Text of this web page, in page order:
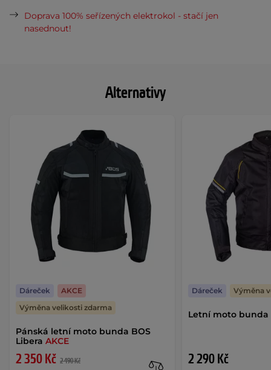
Alternativy
Pánská letní moto bunda BOS
Libera AKCE
2 350 Kč 2 490 Kč
Dáreček
AKCE
Výměna velikosti zdarma
Letní moto bunda
2 290 Kč
Dáreček Výměna
Doprava 100% seřízených elektrokol - stačí jen
nasednout!